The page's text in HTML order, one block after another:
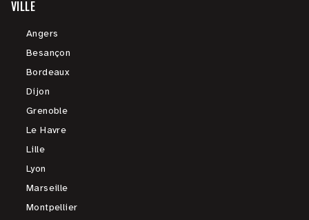
VILLE
Angers
Besançon
Bordeaux
Dijon
Grenoble
Le Havre
Lille
Lyon
Marseille
Montpellier